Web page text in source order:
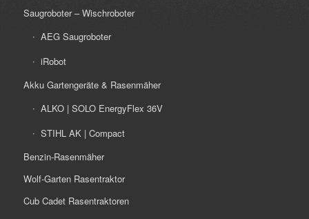
Saugroboter – Wischroboter
AEG Saugroboter
iRobot
Akku Gartengeräte & Rasenmäher
ALKO | SOLO EnergyFlex 36V
STIHL AK | Compact
Benzin-Rasenmäher
Wolf-Garten Rasentraktor
Cub Cadet Rasentraktoren